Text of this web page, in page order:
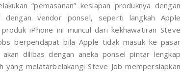
“pemasanan” kesiapan produknya dengan
dengan vendor ponsel, seperti langkah Apple
iPhone ini muncul dari kekhawatiran Steve
berpendapat bila Apple tidak masuk ke pasar
dilibas dengan aneka ponsel pintar lengkap
melatarbelakangi Steve Job mempersiapkan